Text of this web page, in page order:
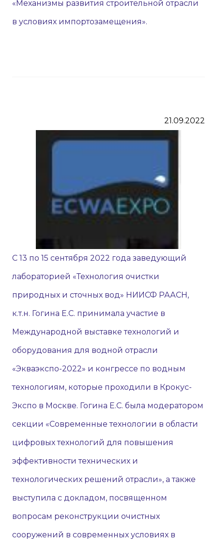
«Механизмы развития строительной отрасли
в условиях импортозамещения».
21.09.2022
С 13 по 15 сентября 2022 года заведующий
лабораторией «Технология очистки
природных и сточных вод» НИИСФ РААСН,
к.т.н. Гогина Е.С. принимала участие в
Международной выставке технологий и
оборудования для водной отрасли
«Экваэкспо-2022» и конгрессе по водным
технологиям, которые проходили в Крокус-
Экспо в Москве. Гогина Е.С. была модератором
секции «Современные технологии в области
цифровых технологий для повышения
эффективности технических и
технологических решений отрасли», а также
выступила с докладом, посвященном
вопросам реконструкции очистных
сооружений в современных условиях в